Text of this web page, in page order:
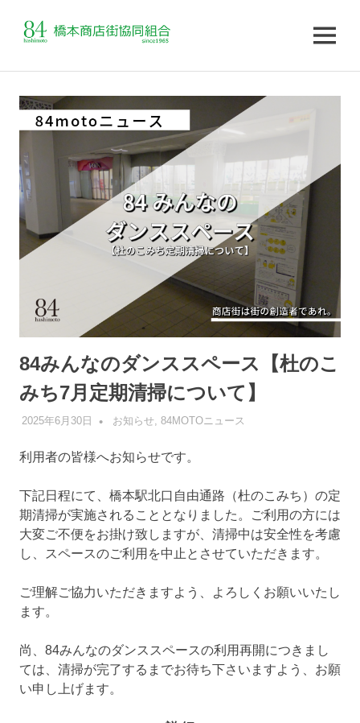
MENU
84みんなのダンススペース【杜のこ
みち7月定期清掃について】
2025年6月30日 管理者
お知らせ, 84MOTOニュース
利用者の皆様へお知らせです。
下記日程にて、橋本駅北口自由通路（杜のこみち）の定
期清掃が実施されることとなりました。ご利用の方には
大変ご不便をお掛け致しますが、清掃中は安全性を考慮
し、スペースのご利用を中止とさせていただきます。
ご理解ご協力いただきますよう、よろしくお願いいたし
ます。
尚、84みんなのダンススペースの利用再開につきまし
ては、清掃が完了するまでお待ち下さいますよう、お願
い申し上げます。